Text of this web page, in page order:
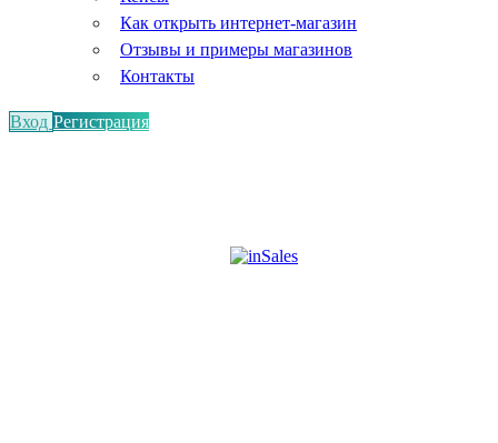
Как открыть интернет-магазин
Отзывы и примеры магазинов
Контакты
Вход Регистрация